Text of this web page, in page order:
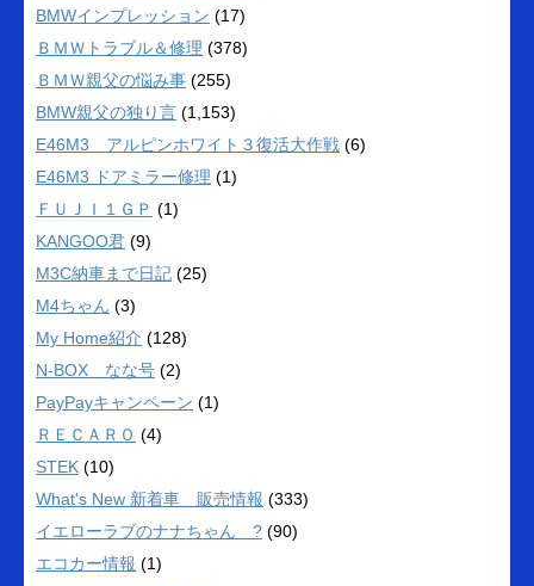
BMWインプレッション (17)
ＢＭＷトラブル＆修理 (378)
ＢＭＷ親父の悩み事 (255)
BMW親父の独り言 (1,153)
E46M3 アルピンホワイト３復活大作戦 (6)
E46M3 ドアミラー修理 (1)
ＦＵＪＩ１ＧＰ (1)
KANGOO君 (9)
M3C納車まで日記 (25)
M4ちゃん (3)
My Home紹介 (128)
N-BOX なな号 (2)
PayPayキャンペーン (1)
ＲＥＣＡＲＯ (4)
STEK (10)
What's New 新着車 販売情報 (333)
イエローラブのナナちゃん ? (90)
エコカー情報 (1)